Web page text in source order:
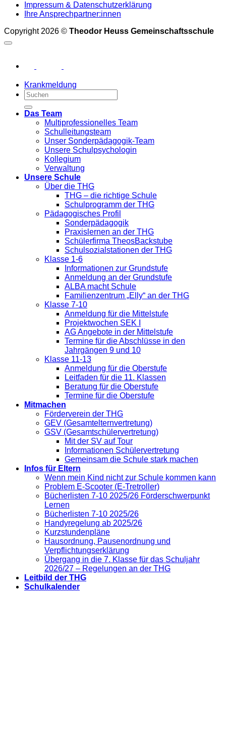
Impressum & Datenschutzerklärung
Ihre Ansprechpartner:innen
Copyright 2026 © Theodor Heuss Gemeinschaftsschule
Krankmeldung
Das Team
Multiprofessionelles Team
Schulleitungsteam
Unser Sonderpädagogik-Team
Unsere Schulpsychologin
Kollegium
Verwaltung
Unsere Schule
Über die THG
THG – die richtige Schule
Schulprogramm der THG
Pädagogisches Profil
Sonderpädagogik
Praxislernen an der THG
Schülerfirma TheosBackstube
Schulsozialstationen der THG
Klasse 1-6
Informationen zur Grundstufe
Anmeldung an der Grundstufe
ALBA macht Schule
Familienzentrum „Elly“ an der THG
Klasse 7-10
Anmeldung für die Mittelstufe
Projektwochen SEK I
AG Angebote in der Mittelstufe
Termine für die Abschlüsse in den
Jahrgängen 9 und 10
Klasse 11-13
Anmeldung für die Oberstufe
Leitfaden für die 11. Klassen
Beratung für die Oberstufe
Termine für die Oberstufe
Mitmachen
Förderverein der THG
GEV (Gesamtelternvertretung)
GSV (Gesamtschülervertretung)
Mit der SV auf Tour
Informationen Schülervertretung
Gemeinsam die Schule stark machen
Infos für Eltern
Wenn mein Kind nicht zur Schule kommen kann
Problem E-Scooter (E-Tretroller)
Bücherlisten 7-10 2025/26 Förderschwerpunkt
Lernen
Bücherlisten 7-10 2025/26
Handyregelung ab 2025/26
Kurzstundenpläne
Hausordnung, Pausenordnung und
Verpflichtungserklärung
Übergang in die 7. Klasse für das Schuljahr
2026/27 – Regelungen an der THG
Leitbild der THG
Schulkalender